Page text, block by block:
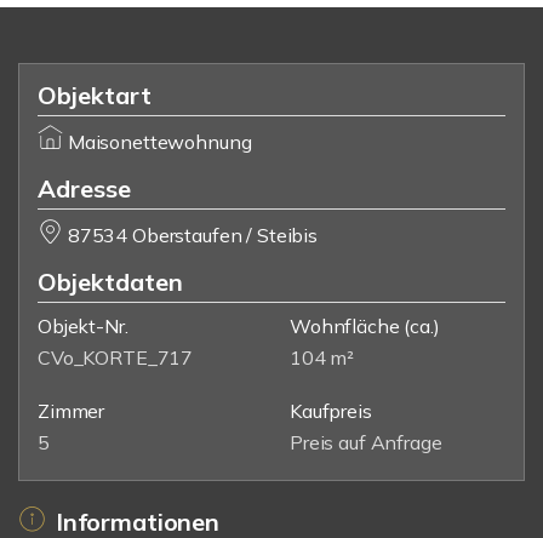
Objektart
Maisonettewohnung
Adresse
87534 Oberstaufen / Steibis
Objektdaten
Objekt-Nr.
CVo_KORTE_717
Wohnfläche (ca.)
104 m²
Zimmer
5
Kaufpreis
Preis auf Anfrage
Informationen